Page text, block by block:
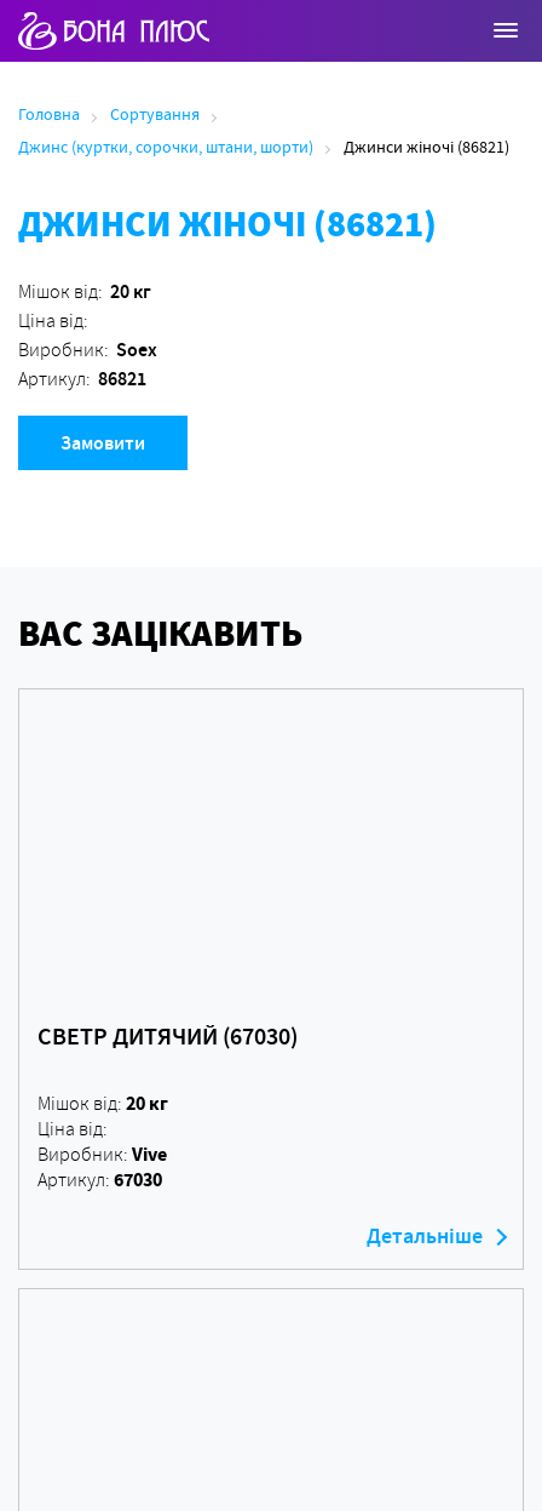
Головна
Сортування
Джинс (куртки, сорочки, штани, шорти)
Джинси жіночі (86821)
ДЖИНСИ ЖІНОЧІ (86821)
Мішок від: 20 кг
Ціна від:
Виробник: Soex
Артикул: 86821
Замовити
ВАС ЗАЦІКАВИТЬ
СВЕТР ДИТЯЧИЙ (67030)
Мішок від: 20 кг
Ціна від:
Виробник: Vive
Артикул: 67030
Детальніше